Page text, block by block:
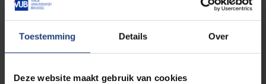
Toestemming Details Over
Deze website maakt gebruik van cookies
The full URL of the page where you encountered the error.